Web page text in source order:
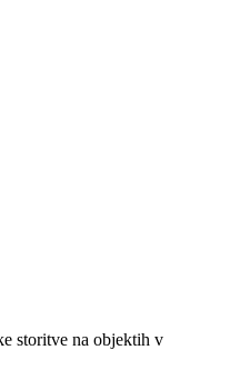
storitve na objektih v